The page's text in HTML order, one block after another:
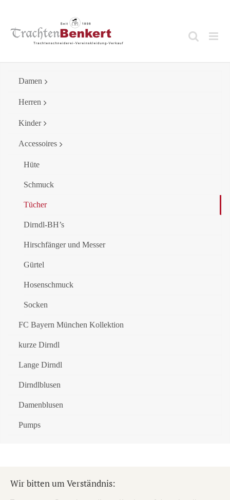
content
Damen
Herren
Kinder
Accessoires
Hüte
Schmuck
Tücher
Dirndl-BH’s
Hirschfänger und Messer
Gürtel
Hosenschmuck
Socken
FC Bayern München Kollektion
kurze Dirndl
Lange Dirndl
Dirndlblusen
Damenblusen
Pumps
Wir bitten um Verständnis: